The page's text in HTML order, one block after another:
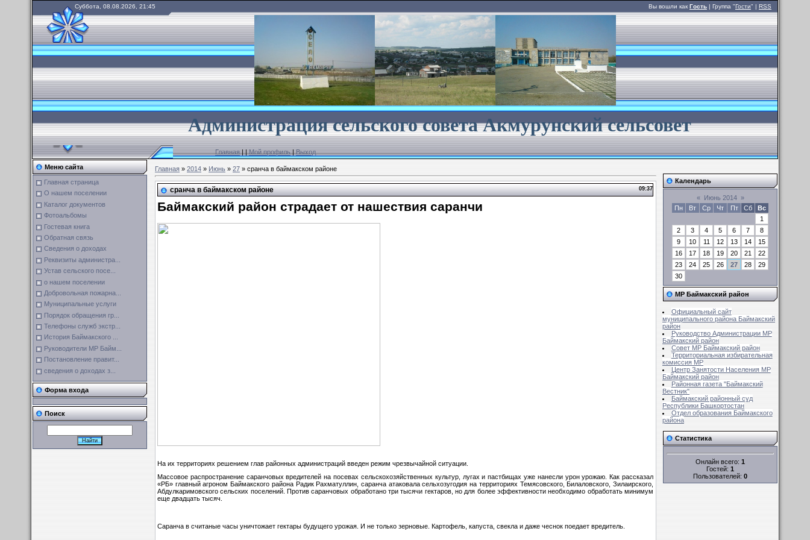
Суббота, 08.08.2026, 21:45 Вы вошли как Гость | Группа "Гости" | RSS
Администрация сельского советаАкмурунский сельсовет
Главная||Мой профиль|Выход
Меню сайта
Главная страница
О нашем поселении
Каталог документов
Фотоальбомы
Гостевая книга
Обратная связь
Сведения о доходах
Реквизиты администра...
Устав сельского посе...
о нашем поселении
Добровольная пожарна...
Муниципальные услуги
Порядок обращения гр...
Телефоны служб экстр...
История Баймакского ...
Руководители МР Байм...
Постановление правит...
сведения о доходах з...
Форма входа
Поиск
Главная»2014 » Июнь » 27» сранча в баймакском районе
09:37
сранча в баймакском районе
Баймакский район страдает от нашествия саранчи
На их территориях решением глав районных администраций введен режим чрезвычайной ситуации.
Массовое распространение саранчовых вредителей на посевах сельскохозяйственных культур, лугах и пастбищах уже нанесли урон урожаю. Как рассказал
«РБ» главный агроном Баймакского района Радик Рахматуллин, саранча атаковала сельхозугодия на территориях Темясовского, Билаловского, Зилаирского,
Абдулкаримовского сельских поселений. Против саранчовых обработано три тысячи гектаров, но для более эффективности необходимо обработать минимум
еще двадцать тысяч.
Саранча в считаные часы уничтожает гектары будущего урожая. И не только зерновые. Картофель, капуста, свекла и даже чеснок поедает вредитель.
Календарь
« Июнь 2014 »
Пн
Вт Ср Чт Пт Сб
Вс
1
2
3 4 5 6 7
8
9
10 11 12 13 14
15
16
17 18 19 20 21
22
23
24 25 26 27 28
29
30
МР Баймакский район
Официальный сайт
муниципального района Баймакский
район
Руководство Администрации МР
Баймакский район
Совет MР Баймакский район
Территориальная избирательная
комиссия MР
Центр Занятости Населения МР
Баймакский район
Районная газета "Баймакский
Вестник"
Баймакский районный суд
Республики Башкортостан
Отдел образования Баймакского
района
Статистика
Онлайн всего: 1
Гостей: 1
Пользователей: 0